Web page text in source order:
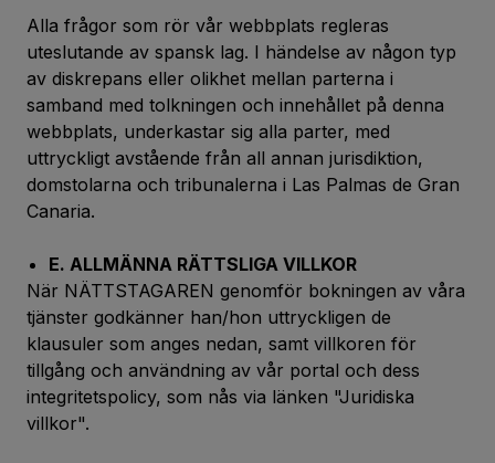
Alla frågor som rör vår webbplats regleras
uteslutande av spansk lag. I händelse av någon typ
av diskrepans eller olikhet mellan parterna i
samband med tolkningen och innehållet på denna
webbplats, underkastar sig alla parter, med
uttryckligt avstående från all annan jurisdiktion,
domstolarna och tribunalerna i Las Palmas de Gran
Canaria.
E. ALLMÄNNA RÄTTSLIGA VILLKOR
När NÄTTSTAGAREN genomför bokningen av våra
tjänster godkänner han/hon uttryckligen de
klausuler som anges nedan, samt villkoren för
tillgång och användning av vår portal och dess
integritetspolicy, som nås via länken "Juridiska
villkor".